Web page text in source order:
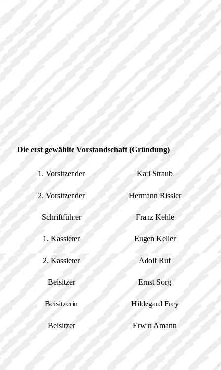
Die erst gewählte Vorstandschaft (Gründung)
1. Vorsitzender Karl Straub
2. Vorsitzender Hermann Rissler
Schriftführer Franz Kehle
1. Kassierer Eugen Keller
2. Kassierer Adolf Ruf
Beisitzer Ernst Sorg
Beisitzerin Hildegard Frey
Beisitzer Erwin Amann